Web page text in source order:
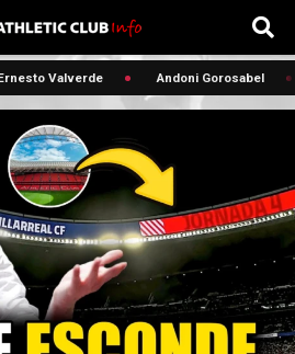
Valverde Andoni Gorosabel